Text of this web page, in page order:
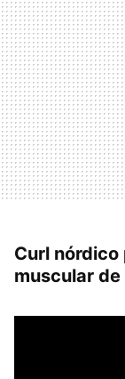
Curl nórdico
muscular